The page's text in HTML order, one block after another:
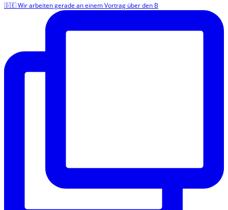
🇩🇪 Wir arbeiten gerade an einem Vortrag über den B